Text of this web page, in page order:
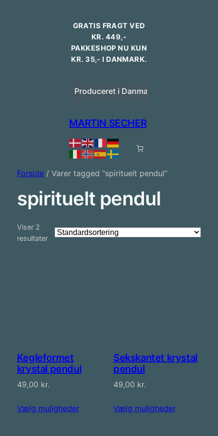
GRATIS FRAGT VED
KR. 449,-
PAKKESHOP NU KUN
KR. 35,- I DANMARK.
Produceret i Danmark
MARTIN SECHER
Forside/ Varer tagged “spirituelt pendul”
spirituelt pendul
Viser 2
resultater
Kegleformet
krystal pendul
49,00 kr.
Vælg muligheder
Sekskantet krystal
pendul
49,00 kr.
Vælg muligheder